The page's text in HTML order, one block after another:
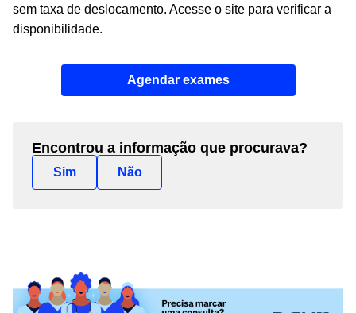
sem taxa de deslocamento. Acesse o site para verificar a
disponibilidade.
Agendar exames
Encontrou a informação que procurava?
Sim Não